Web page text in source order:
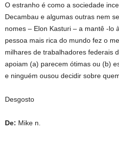
O estranho é como a sociedade
Decambau e algumas outras nem
nomes – Elon Kasturi – a mantê -lo
pessoa mais rica do mundo fez o
milhares de trabalhadores federais
apoiam (a) parecem ótimas ou (b)
e ninguém ousou decidir sobre
Desgosto
De: Mike n.